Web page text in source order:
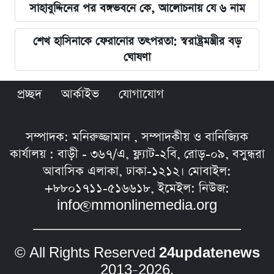
সাহাবুদ্দিনের পর বঙ্গভবনে কে, আলোচনায় যে ৬ নাম
শেখ হাসিনাকে ফেরানোর তৎপরতা: স্বরাষ্ট্রমন্ত্রীর বড়
ঘোষণা
প্রচ্ছদ আর্কাইভ যোগাযোগ
সম্পাদক: মনিরুজ্জামান , সম্পাদকীয় ও বানিজ্যিক
কার্যালয় : বাড়ী - ৩৬৭/এ, ফ্ল্যাট-২বি, রোড়-০৯, বসুন্ধরা
আবাসিক এলাকা, ঢাকা-১২১২। মোবাইল:
+৮৮০১৭১১-৫১৬৬১৮, ইমেইল: নিউজ:
info@mmonlinemedia.org
© All Rights Reserved 24updatenews